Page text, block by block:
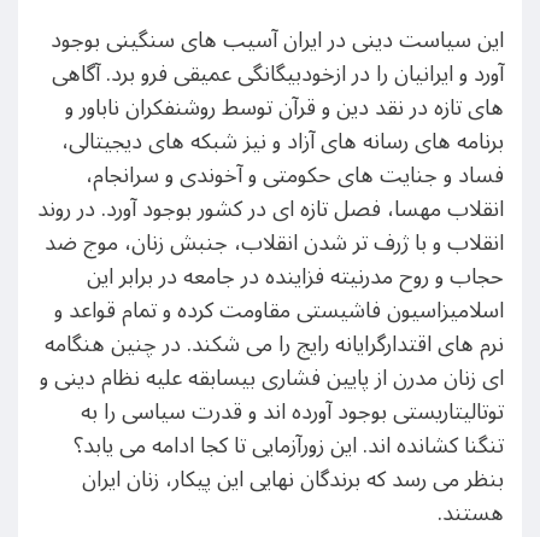
این سیاست دینی در ایران آسیب های سنگینی بوجود
آورد و ایرانیان را در ازخودبیگانگی عمیقی فرو برد. آگاهی
های تازه در نقد دین و قرآن توسط روشنفکران ناباور و
برنامه های رسانه های آزاد و نیز شبکه های دیجیتالی،
فساد و جنایت های حکومتی و آخوندی و سرانجام،
انقلاب مهسا، فصل تازه ای در کشور بوجود آورد. در روند
انقلاب و با ژرف تر شدن انقلاب، جنبش زنان، موج ضد
حجاب و روح مدرنیته فزاینده در جامعه در برابر این
اسلامیزاسیون فاشیستی مقاومت کرده و تمام قواعد و
نرم های اقتدارگرایانه رایج را می شکند. در چنین هنگامه
ای زنان مدرن از پایین فشاری بیسابقه علیه نظام دینی و
توتالیتاریستی بوجود آورده اند و قدرت سیاسی را به
تنگنا کشانده اند. این زورآزمایی تا کجا ادامه می یابد؟
بنظر می رسد که برندگان نهایی این پیکار، زنان ایران
هستند.